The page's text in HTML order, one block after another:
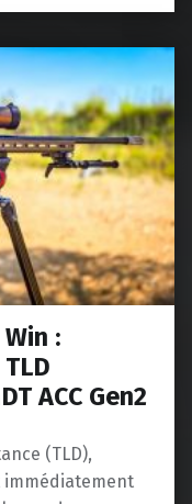
:
ACC Gen2
(TLD),